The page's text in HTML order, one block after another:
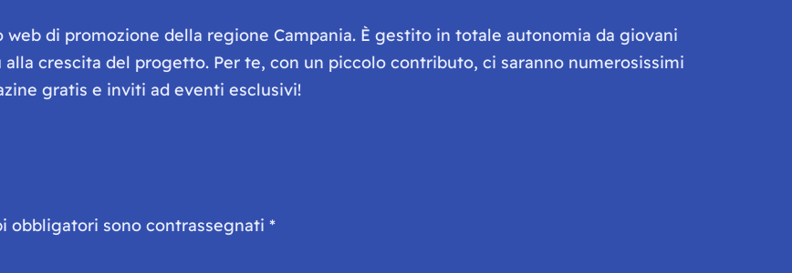
di promozione della regione Campania. È gestito in totale autonomia da giovani
crescita del progetto. Per te, con un piccolo contributo, ci saranno numerosissimi
gratis e inviti ad eventi esclusivi!
obbligatori sono contrassegnati *